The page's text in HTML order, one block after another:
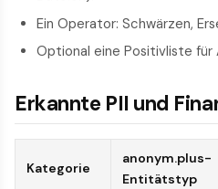
Ein Operator: Schwärzen,
Optional eine Positivliste für
Erkannte PII und
Kategorie
anonym.plus-
Entitätstyp